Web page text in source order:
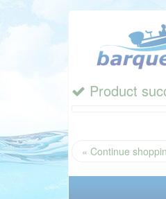
Product
« Continue